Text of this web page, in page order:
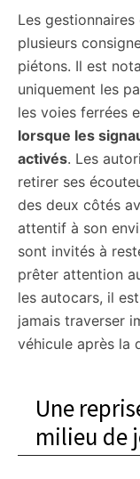
Les
plusieurs
piétons. Il est
uniquement les
les voies ferrées
lorsque les
activés. Les
retirer ses
des deux côtés
attentif à son
sont invités à
prêter attention
les autocars, il
jamais traverser
véhicule après la
Une
milieu de